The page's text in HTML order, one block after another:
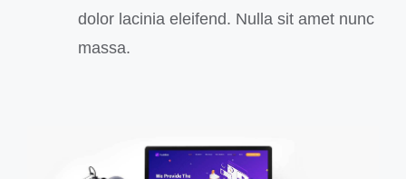
dolor lacinia eleifend. Nulla sit amet nunc
massa.